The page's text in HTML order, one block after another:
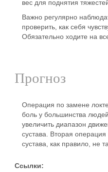
вес для поднятия
Важно регулярно
проверить, как себя
Обязательно ходите на
Прогноз
Операция по замене
боль у большинства
увеличить диапазон
сустава. Вторая
сустава, как правило, не
Ссылки: